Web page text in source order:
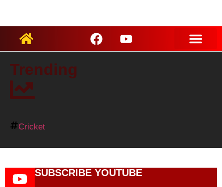
Trending
Cricket
SUBSCRIBE YOUTUBE